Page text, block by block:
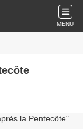
MENU